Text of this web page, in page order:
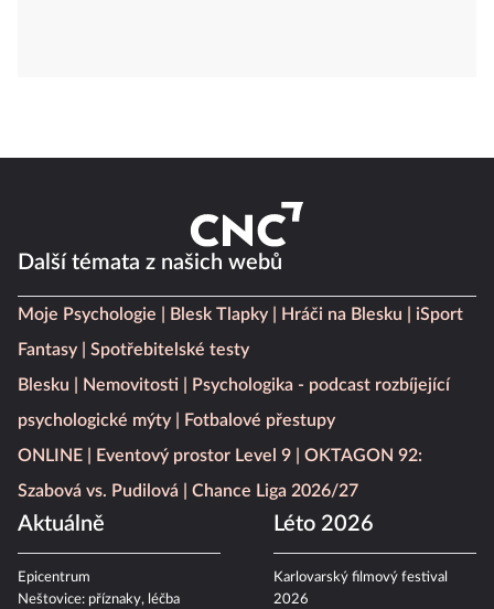
Další témata z našich webů
Moje Psychologie Blesk Tlapky Hráči na Blesku
iSport
Fantasy
Spotřebitelské testy
Blesku
Nemovitosti
Psychologika - podcast rozbíjející
psychologické mýty
Fotbalové přestupy
ONLINE
Eventový prostor Level 9
OKTAGON 92:
Szabová vs. Pudilová
Chance Liga 2026/27
Aktuálně
Epicentrum
Neštovice: příznaky, léčba
Léto 2026
Karlovarský filmový festival
2026